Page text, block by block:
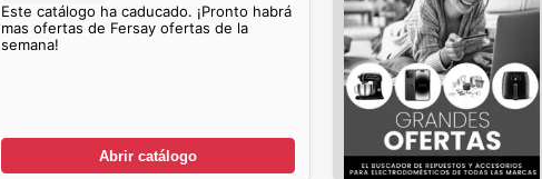
Este catálogo ha caducado. ¡Pronto habrá
mas ofertas de Fersay ofertas de la
semana!
Abrir catálogo